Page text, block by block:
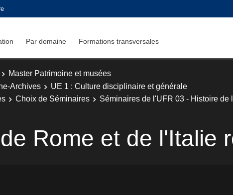
Par domaine Formations transversales
Master Patrimoine et musées
Archives
UE 1 : Culture disciplinaire et générale
Choix de Séminaires
Séminaires de l'UFR 03 - Histoire de
Rome et de l'Italie